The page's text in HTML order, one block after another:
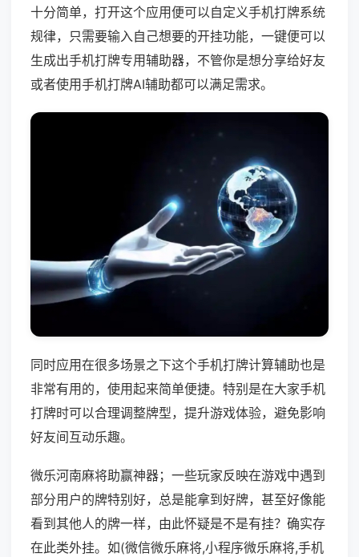
十分简单，打开这个应用便可以自定义手机打牌系统
规律，只需要输入自己想要的开挂功能，一键便可以
生成出手机打牌专用辅助器，不管你是想分享给好友
或者使用手机打牌AI辅助都可以满足需求。
同时应用在很多场景之下这个手机打牌计算辅助也是
非常有用的，使用起来简单便捷。特别是在大家手机
打牌时可以合理调整牌型，提升游戏体验，避免影响
好友间互动乐趣。
微乐河南麻将助赢神器；一些玩家反映在游戏中遇到
部分用户的牌特别好，总是能拿到好牌，甚至好像能
看到其他人的牌一样，由此怀疑是不是有挂？确实存
在此类外挂。如(微信微乐麻将,小程序微乐麻将,手机